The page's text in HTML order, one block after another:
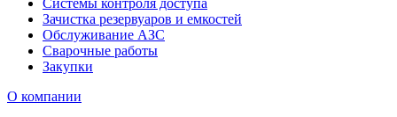
Зачистка резервуаров и емкостей
Обслуживание АЗС
Сварочные работы
Закупки
О компании